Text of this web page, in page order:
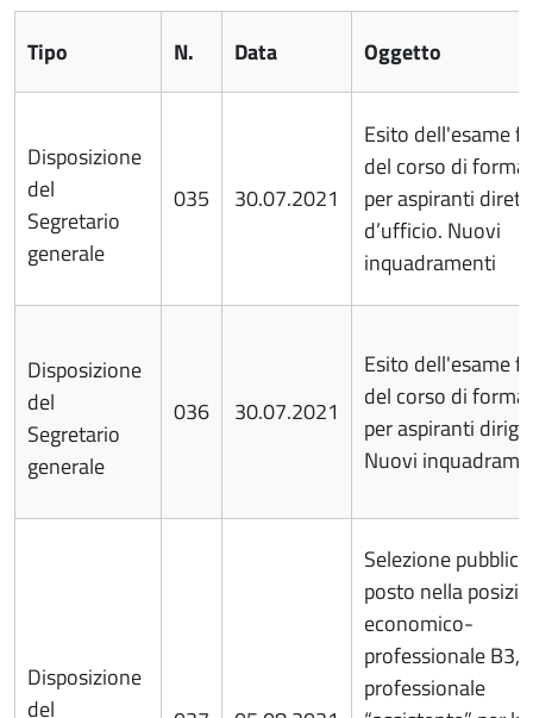
Tipo N. Data Oggetto
Disposizione
del
Segretario
generale
035 30.07.2021
Esito dell'esame
del corso di
per aspiranti
d’ufficio. Nuovi
inquadramenti
Disposizione
del
Segretario
generale
036 30.07.2021
Esito dell'esame
del corso di
per aspiranti
Nuovi
Disposizione
del
Selezione
posto nella
economico-
professionale B3,
professionale